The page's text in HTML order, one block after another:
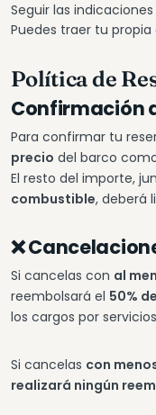
Seguir las
Puedes traer tu
Política de
Confirmación
Para confirmar tu
precio del barco
El resto del importe,
combustible, deberá
❌
Si cancelas con al
reembolsará el 50%
los cargos por
Si cancelas con
realizará ningún